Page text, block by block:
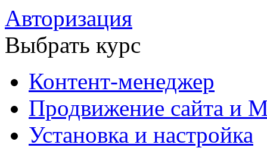
Авторизация
Выбрать курс
Контент-менеджер
Продвижение сайта и
Установка и настройка